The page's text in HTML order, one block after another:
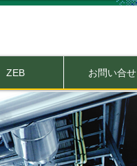
ZEB お問い合せ